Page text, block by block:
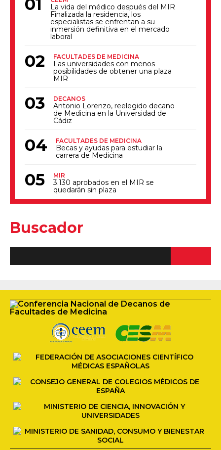
La vida del médico después del MIR
Finalizada la residencia, los
especialistas se enfrentan a su
inmersión definitiva en el mercado
laboral
FACULTADES DE MEDICINA
Las universidades con menos
posibilidades de obtener una plaza
MIR
DECANOS
Antonio Lorenzo, reelegido decano
de Medicina en la Universidad de
Cádiz
FACULTADES DE MEDICINA
Becas y ayudas para estudiar la
carrera de Medicina
MIR
3.130 aprobados en el MIR se
quedarán sin plaza
Buscador